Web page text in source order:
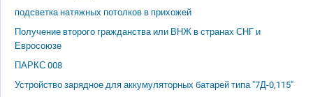
подсветка натяжных потолков в прихожей
Получение второго гражданства или ВНЖ в странах СНГ и
Евросоюзе
ПАРКС 008
Устройство зарядное для аккумуляторных батарей типа "7Д-0,115"